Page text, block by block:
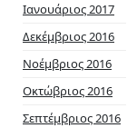
Ιανουάριος 2017
Δεκέμβριος 2016
Νοέμβριος 2016
Οκτώβριος 2016
Σεπτέμβριος 2016